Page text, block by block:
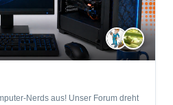
Nerds aus! Unser Forum dreht